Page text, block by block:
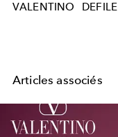
VALENTINO
DEFILE
Articles associés